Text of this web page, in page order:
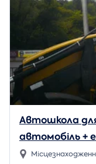
Автошкола для
автомобіль +